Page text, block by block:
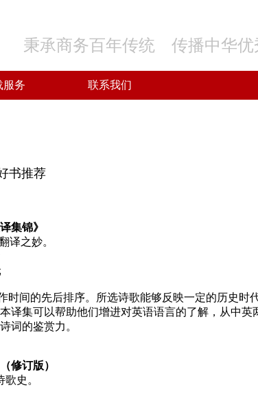
秉承商务百年传统 传播中华优
服务
联系我们
书推荐
集锦》
译之妙。
间的先后排序。所选诗歌能够反映一定的历史时
集可以帮助他们增进对英语语言的了解，从中
词的鉴赏力。
修订版）
史。